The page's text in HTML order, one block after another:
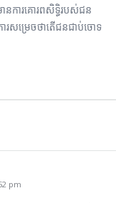
នការគោរពសិទ្ធិរបស់ជន
រសម្រេចថាតើជនជាប់ចោទ
pm